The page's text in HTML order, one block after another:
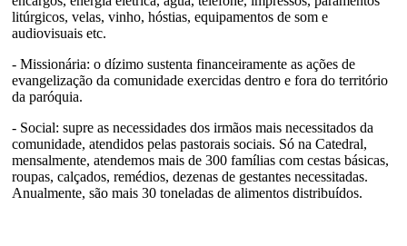
litúrgicos, velas, vinho, hóstias, equipamentos de som e
audiovisuais etc.
- Missionária: o dízimo sustenta financeiramente as ações de
evangelização da comunidade exercidas dentro e fora do território
da paróquia.
- Social: supre as necessidades dos irmãos mais necessitados da
comunidade, atendidos pelas pastorais sociais. Só na Catedral,
mensalmente, atendemos mais de 300 famílias com cestas básicas,
roupas, calçados, remédios, dezenas de gestantes necessitadas.
Anualmente, são mais 30 toneladas de alimentos distribuídos.